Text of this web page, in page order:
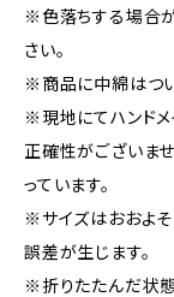
※色落ちする場合
さい。
※商品に中綿はつい
※現地にてハンド
正確性がございま
っています。
※サイズはおおよそ
誤差が生じます。
※折りたたんだ状